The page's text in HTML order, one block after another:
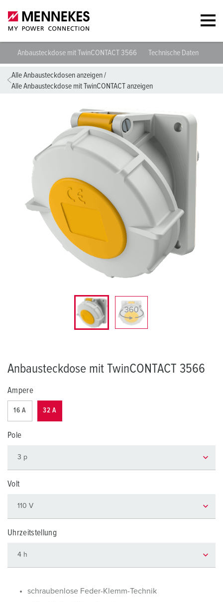
Anbausteckdose mit TwinCONTACT 3566 Technische Daten
Alle Anbausteckdosen anzeigen/
Alle Anbausteckdose mit TwinCONTACT anzeigen
Anbausteckdose mit TwinCONTACT 3566
Ampere
16 A 32 A
Pole
Volt
Uhrzeitstellung
schraubenlose Feder-Klemm-Technik